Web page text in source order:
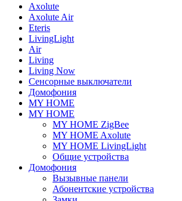
Axolute
Axolute Air
Eteris
LivingLight
Air
Living
Living Now
Сенсорные выключатели
Домофония
MY HOME
MY HOME
MY HOME ZigBee
MY HOME Axolute
MY HOME LivingLight
Общие устройства
Домофония
Вызывные панели
Абонентские устройства